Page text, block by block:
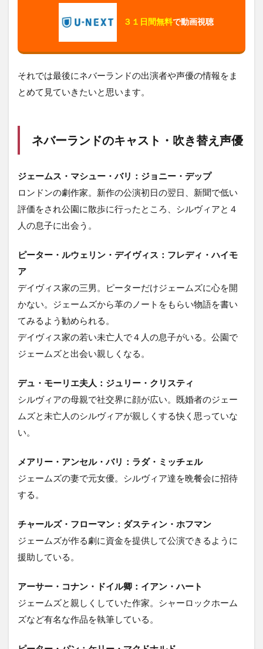
３１日間無料で動画視聴
それでは最後にネバーランドの出演者や声優の情報をま
とめて見ていきたいと思います。
ネバーランドのキャスト・吹き替え声優
ジェームス・マシュー・バリ：ジョニー・デップ
ロンドンの劇作家。新作の公演初日の翌日、新聞で低い
評価をされ公園に散歩に行ったところ、シルヴィアと４
人の息子に出会う。
ピーター・ルウェリン・デイヴィス：フレディ・ハイモ
ア
デイヴィス家の三男。ピーターだけジェームズに心を開
かない。ジェームズから革のノートをもらい物語を書い
てみるよう勧められる。
デイヴィス家の若い未亡人で４人の息子がいる。公園で
ジェームズと出会い親しくなる。
デュ・モーリエ夫人：ジュリー・クリスティ
シルヴィアの母親で社交界に顔が広い。既婚者のジェー
ムズと未亡人のシルヴィアが親しくする快く思っていな
い。
メアリー・アンセル・バリ：ラダ・ミッチェル
ジェームズの妻で元女優。シルヴィア達を晩餐会に招待
する。
チャールズ・フローマン：ダスティン・ホフマン
ジェームズが作る劇に資金を提供して公演できるように
援助している。
アーサー・コナン・ドイル卿：イアン・ハート
ジェームズと親しくしていた作家。シャーロックホーム
ズなど有名な作品を執筆している。